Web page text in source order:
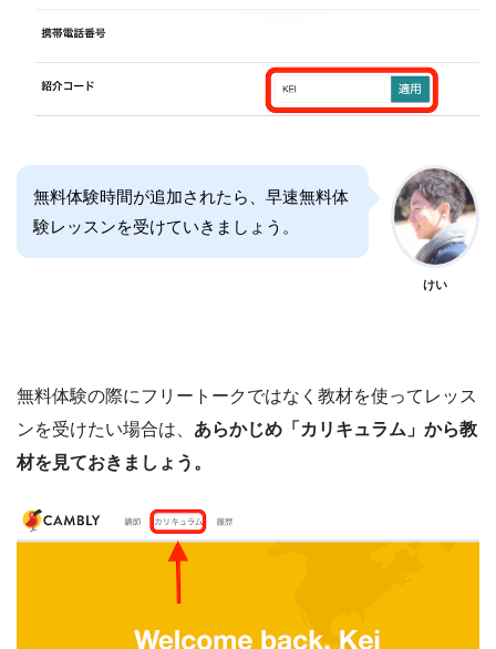
無料体験時間が追加されたら、早速無料体
験レッスンを受けていきましょう。
けい
無料体験の際にフリートークではなく教材を使ってレッス
ンを受けたい場合は、 あらかじめ「カリキュラム」から教
材を見ておきましょう。